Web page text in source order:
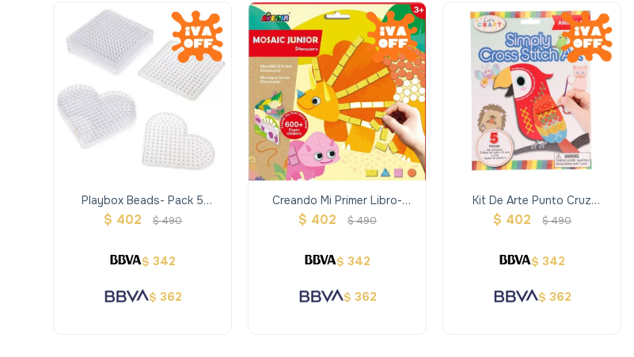
Playbox Beads- Pack 5
Tableros
$ 402 $490
$ 342
$ 362
Creando Mi Primer Libro-
Dinosaurios
$ 402 $490
$ 342
$ 362
Kit De Arte Punto Cruz
Animales
$ 402 $490
$ 342
$ 362